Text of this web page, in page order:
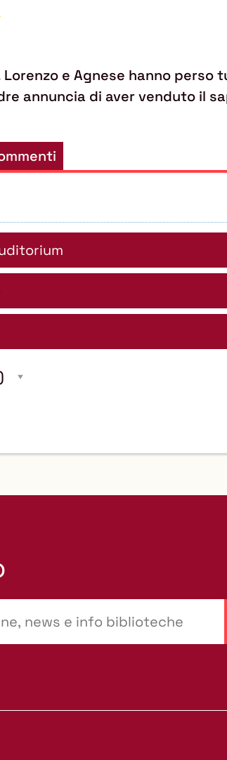
Lorenzo e Agnese hanno
annuncia di aver venduto il